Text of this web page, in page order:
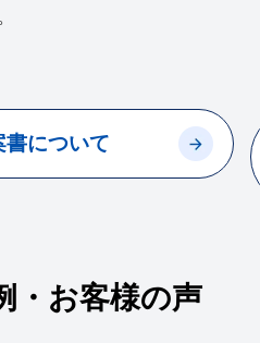
書について
・お客様の声